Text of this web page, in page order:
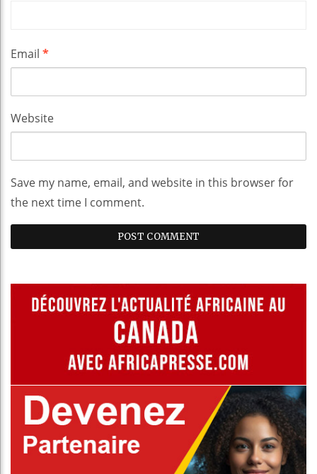
Email *
Website
Save my name, email, and website in this browser for
the next time I comment.